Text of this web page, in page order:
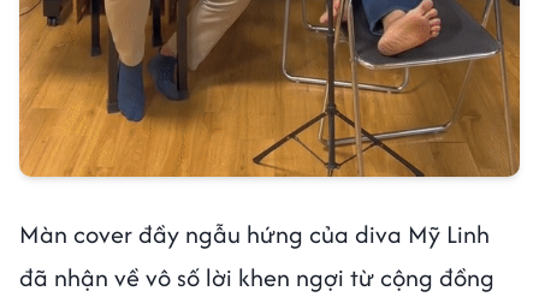
Màn cover đầy ngẫu hứng của diva Mỹ Linh
đã nhận về vô số lời khen ngợi từ cộng đồng